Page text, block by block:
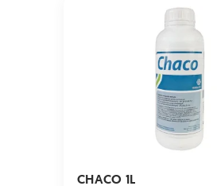
CHACO 1L